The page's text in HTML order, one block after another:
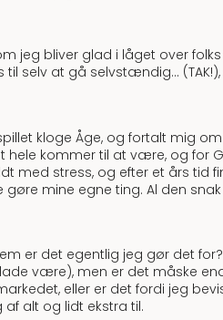
jeg bliver glad i låget over
til selv at gå selvstændig…
kloge Åge, og fortalt mig
hele kommer til at være, og for
med stress, og efter et års tid
gøre mine egne ting. Al den
er det egentlig jeg gør det
være), men er det måske
eller er det fordi jeg
af alt og lidt ekstra til.